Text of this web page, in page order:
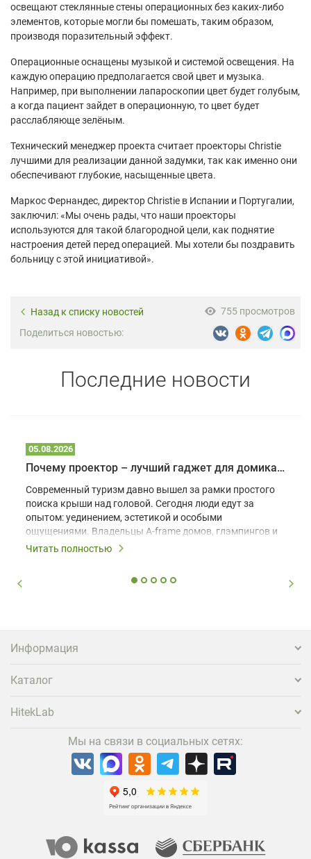
освещают стеклянные стены операционных без каких-либо
элементов, которые могли бы помешать, таким образом,
производя поразительный эффект.
Операционные оснащены музыкой и системой освещения. На
каждую операцию предполагается свой цвет и музыка.
Например, при выполнении лапароскопии цвет будет голубым,
а когда пациент зайдет в операционную, то цвет будет
расслабляюще зелёным.
Технический менеджер проекта считает проекторы Christie
лучшими для реализации данной задумки, так как именно они
обеспечивают глубокие, насыщенные цвета.
Маркос Фернандес, директор Christie в Испании и Португалии,
заключил: «Мы очень рады, что наши проекторы
используются для такой благородной цели, как поднятие
настроения детей перед операцией. Мы хотели бы поздравить
больницу с этой инициативой».
Назад к списку новостей
755 просмотров
Поделиться новостью:
Последние новости
05.08.2026
Почему проектор – лучший гаджет для домика в глэмпинге
Современный туризм давно вышел за рамки простого
поиска крыши над головой. Сегодня люди едут за
опытом: уединением, эстетикой и особыми
ощущениями. Владельцы A-frame домов, глэмпингов и
шале понимают, что конкуренция растет, и
вернуться и поделиться впечатлениями в соцсетях,
проектора.
Читать полностью
Информация
Каталог
HitekLab
Мы на связи в социальных сетях: